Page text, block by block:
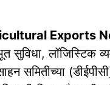
Exports
सुविधा, लॉजिस्टिक
समितीच्या